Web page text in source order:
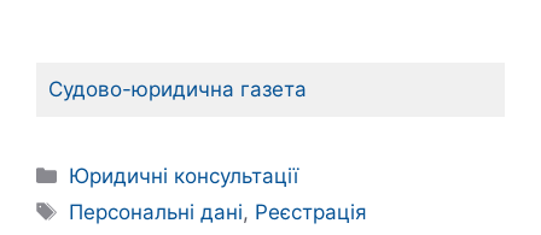
Судово-юридична газета
Категорії
Юридичні консультації
Позначки
Персональні дані, Реєстрація